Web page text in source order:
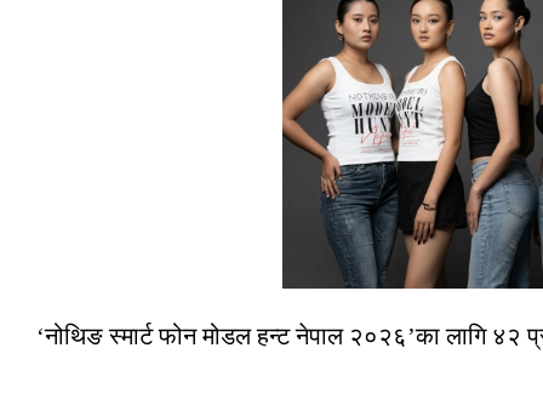
‘नोथिङ स्मार्ट फोन मोडल हन्ट नेपाल २०२६’का लागि ४२